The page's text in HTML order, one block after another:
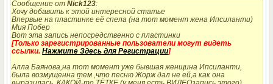
Сообщение отNick123:
Хочу добавить к этой интересной статье
Впервые на пластинке её спела (на тот момент жена Ипсиланти)
Мия Побер
Вот эта запись непосредственно с пластинки
[Только зарегистрированные пользователи могут видеть
ссылки.Нажмите Здесь для Регистрации]
Алла Баянова,на тот момент уже бывшая женщина Ипсиланти,
была возмущенна тем ,что песню Жорж дал не ей,а как она